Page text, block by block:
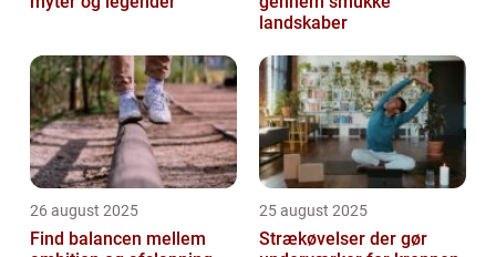
landskaber
26 august 2025
Find balancen mellem
25 august 2025
Strækøvelser der gør